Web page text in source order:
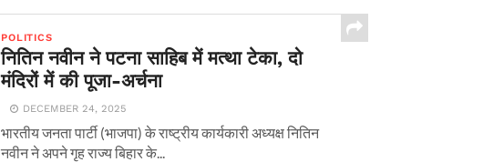
POLITICS
नितिन नवीन ने पटना साहिब में मत्था टेका, दो
मंदिरों में की पूजा-अर्चना
DECEMBER 24, 2025
भारतीय जनता पार्टी (भाजपा) के राष्ट्रीय कार्यकारी अध्यक्ष नितिन
नवीन ने अपने गृह राज्य बिहार के...